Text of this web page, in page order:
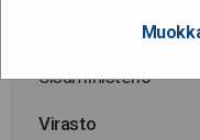
Sisäministeriö
Virasto